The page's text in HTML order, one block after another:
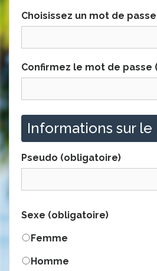
Choisissez un mot de
Confirmez le mot de passe
Informations sur le
Pseudo (obligatoire)
Sexe (obligatoire)
Femme
Homme